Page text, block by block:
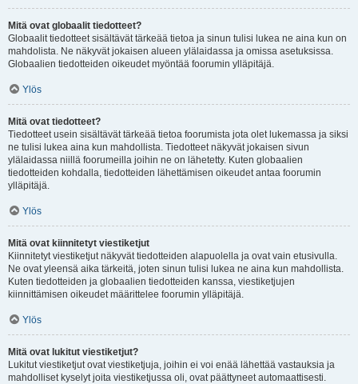
Mitä ovat globaalit tiedotteet?
Globaalit tiedotteet sisältävät tärkeää tietoa ja sinun tulisi lukea ne aina kun on
mahdolista. Ne näkyvät jokaisen alueen ylälaidassa ja omissa asetuksissa.
Globaalien tiedotteiden oikeudet myöntää foorumin ylläpitäjä.
Ylös
Mitä ovat tiedotteet?
Tiedotteet usein sisältävät tärkeää tietoa foorumista jota olet lukemassa ja siksi
ne tulisi lukea aina kun mahdollista. Tiedotteet näkyvät jokaisen sivun
ylälaidassa niillä foorumeilla joihin ne on lähetetty. Kuten globaalien
tiedotteiden kohdalla, tiedotteiden lähettämisen oikeudet antaa foorumin
ylläpitäjä.
Ylös
Mitä ovat kiinnitetyt viestiketjut
Kiinnitetyt viestiketjut näkyvät tiedotteiden alapuolella ja ovat vain etusivulla.
Ne ovat yleensä aika tärkeitä, joten sinun tulisi lukea ne aina kun mahdollista.
Kuten tiedotteiden ja globaalien tiedotteiden kanssa, viestiketjujen
kiinnittämisen oikeudet määrittelee foorumin ylläpitäjä.
Ylös
Mitä ovat lukitut viestiketjut?
Lukitut viestiketjut ovat viestiketjuja, joihin ei voi enää lähettää vastauksia ja
mahdolliset kyselyt joita viestiketjussa oli, ovat päättyneet automaattisesti.